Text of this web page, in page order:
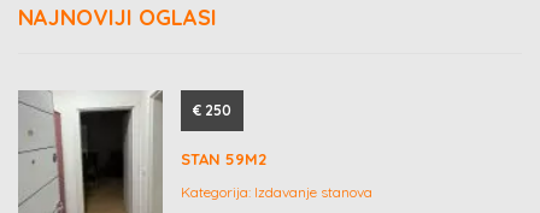
NAJNOVIJI OGLASI
€ 250
STAN 59M2
Kategorija: Izdavanje stanova